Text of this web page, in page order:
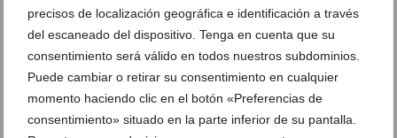
precisos de localización geográfica e identificación a través
del escaneado del dispositivo. Tenga en cuenta que su
consentimiento será válido en todos nuestros subdominios.
Puede cambiar o retirar su consentimiento en cualquier
momento haciendo clic en el botón «Preferencias de
consentimiento» situado en la parte inferior de su pantalla.
Mucho más que una mesa: el paraíso gastronómico
frente a la costa que está enamorando a los